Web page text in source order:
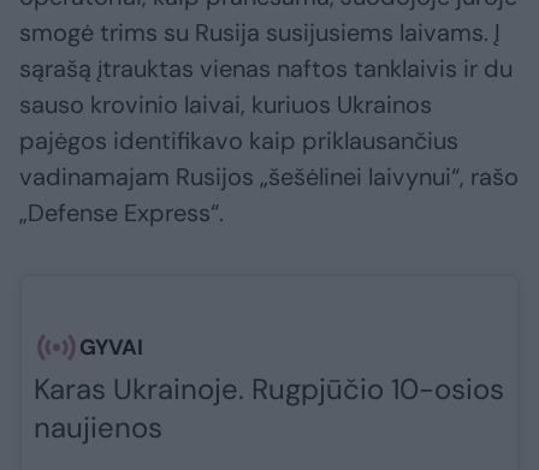
smogė trims su Rusija susijusiems laivams. Į
sąrašą įtrauktas vienas naftos tanklaivis ir du
sauso krovinio laivai, kuriuos Ukrainos
pajėgos identifikavo kaip priklausančius
vadinamajam Rusijos „šešėlinei laivynui“, rašo
„Defense Express“.
GYVAI
Karas Ukrainoje. Rugpjūčio 10-osios
naujienos